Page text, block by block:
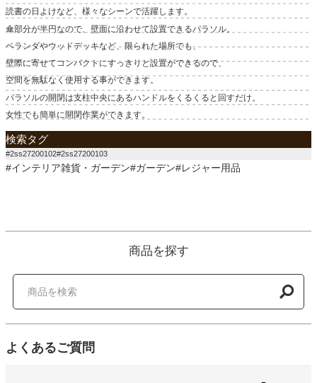
読書の日よけなど、様々なシーンで活躍します。
傘部分が半円なので、壁面に沿わせて設置できるパラソル。
ベランダやウッドデッキなど、限られた場所でも、
壁際に寄せてコンパクトにすっきりと設置ができるので、
空間を無駄なく使用する事ができます。
パラソルの開閉は支柱中央にあるハンドルをくるくると回すだけ。
女性でも簡単に開閉作業ができます。
検索タグ
#2ss27200102#2ss27200103
#インテリア雑貨・ガーデン#ガーデン#レジャー用品
商品を探す
よくあるご質問